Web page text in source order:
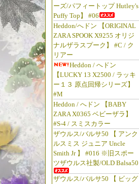
ーズ/パフィートップ Hutley's
Puffy Top】 #06
Heddon/へドン 【ORIGINAL
ZARA SPOOK X9255 オリジ
ナルザラスプーク】 #C / ク
リアー
Heddon / へドン
【LUCKY 13 X2500 / ラッキ
ー１３ 原点回帰シリーズ】
#M
Heddon / へドン 【BABY
ZARA X0365 ベビーザラ】
#S-4 / スミスカラー
ザウルス/バルサ50 【 アンク
ルスミス ジュニア Uncle
Smith Jr 】 #016 ※旧スポー
ツザウルス社製/OLD Balsa50
ザウルス/バルサ50 【 ビッグ